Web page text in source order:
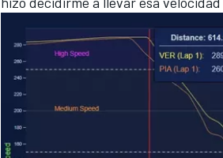
MÁS CATEGORÍAS